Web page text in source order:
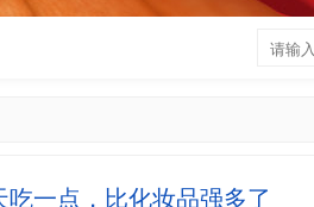
一点，比化妆品强多了